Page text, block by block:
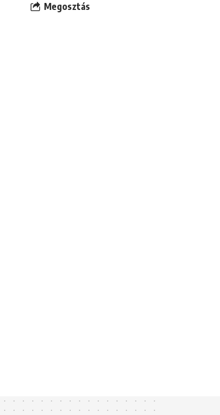
Megosztás